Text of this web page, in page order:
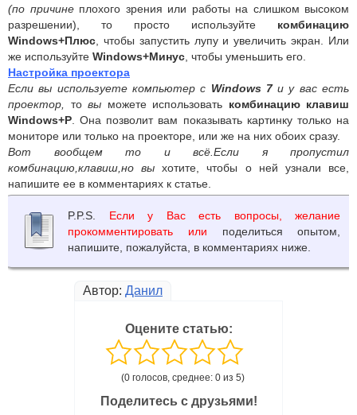
(по причинеплохого зрения или работы на слишком высоком
разрешении), то просто используйте комбинацию
Windows+Плюс , чтобы запустить лупу и увеличить экран. Или
же используйте Windows+Минус , чтобы уменьшить его.
Настройка проектора
Если вы используете компьютер с Windows 7и у вас есть
проектор, товы можете использовать комбинацию клавиш
Windows+P . Она позволит вам показывать картинку только на
мониторе или только на проекторе, или же на них обоих сразу.
Вот вообщем то и всё.Если я пропустил
комбинацию,клавиш,но вы хотите, чтобы о ней узнали все,
напишите ее в комментариях к статье.
P.P.S. Если у Вас есть вопросы, желание
прокомментировать или поделиться опытом,
напишите, пожалуйста, в комментариях ниже.
Автор: Данил
Оцените статью:
(0 голосов, среднее: 0 из 5)
Поделитесь с друзьями!